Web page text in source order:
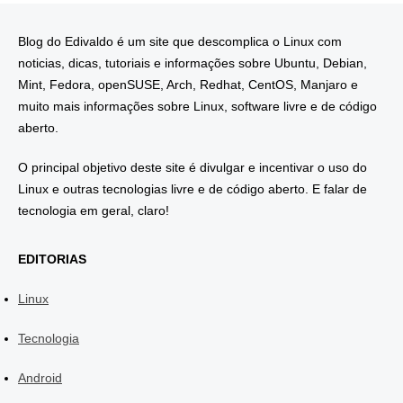
Blog do Edivaldo é um site que descomplica o Linux com
noticias, dicas, tutoriais e informações sobre Ubuntu, Debian,
Mint, Fedora, openSUSE, Arch, Redhat, CentOS, Manjaro e
muito mais informações sobre Linux, software livre e de código
aberto.
O principal objetivo deste site é divulgar e incentivar o uso do
Linux e outras tecnologias livre e de código aberto. E falar de
tecnologia em geral, claro!
EDITORIAS
Linux
Tecnologia
Android